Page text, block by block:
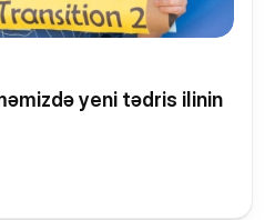
yeni tədris ilinin